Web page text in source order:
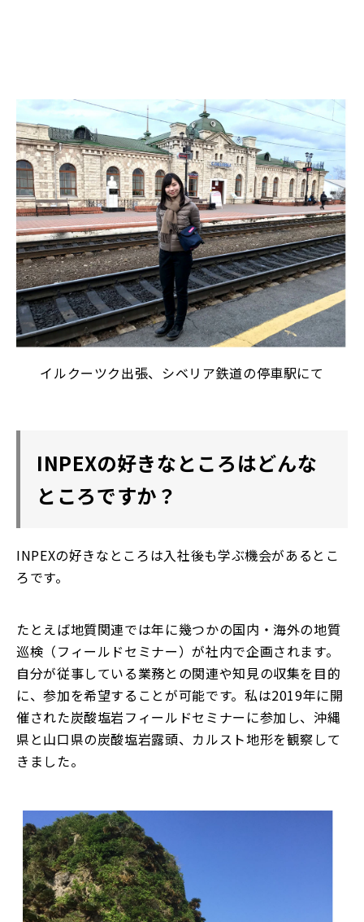
イルクーツク出張、シベリア鉄道の停車駅にて
INPEXの好きなところはどんな
ところですか？
INPEXの好きなところは入社後も学ぶ機会があるとこ
ろです。
たとえば地質関連では年に幾つかの国内・海外の地質
巡検（フィールドセミナー）が社内で企画されます。
自分が従事している業務との関連や知見の収集を目的
に、参加を希望することが可能です。私は2019年に開
催された炭酸塩岩フィールドセミナーに参加し、沖縄
県と山口県の炭酸塩岩露頭、カルスト地形を観察して
きました。